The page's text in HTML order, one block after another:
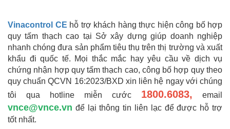
Vinacontrol CE hỗ trợ khách hàng thực hiện công bố hợp
quy tấm thạch cao tại Sở xây dựng giúp doanh nghiệp
nhanh chóng đưa sản phẩm tiêu thụ trên thị trường và xuất
khẩu đi quốc tế. Mọi thắc mắc hay yêu cầu về dịch vụ
chứng nhận hợp quy tấm thạch cao, công bố hợp quy theo
quy chuẩn QCVN 16:2023/BXD xin liên hệ ngay với chúng
tôi qua hotline miễn cước 1800.6083, email
vnce@vnce.vn để lại thông tin liên lạc để được hỗ trợ
tốt nhất.